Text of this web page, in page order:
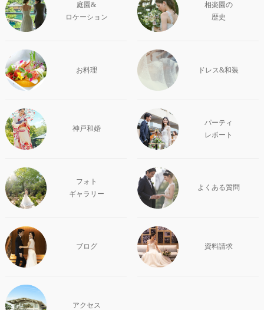
庭園&
ロケーション
相楽園の
歴史
お料理 ドレス&和装
神戸和婚
パーティ
レポート
フォト
ギャラリー
よくある質問
ブログ 資料請求
アクセス